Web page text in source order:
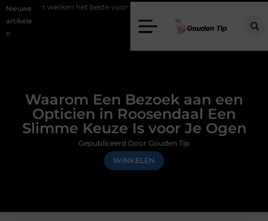
Nieuwe
artikele
n
het beste voor vastgoedmarketing?
Waarom Een Bezoek aan een
Opticien in Roosendaal Een
Slimme Keuze Is voor Je Ogen
WINKELEN
Gepubliceerd Door Gouden Tip